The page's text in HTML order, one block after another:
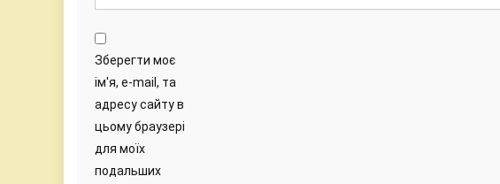
Зберегти моє
ім'я, e-mail, та
адресу сайту в
цьому браузері
для моїх
подальших